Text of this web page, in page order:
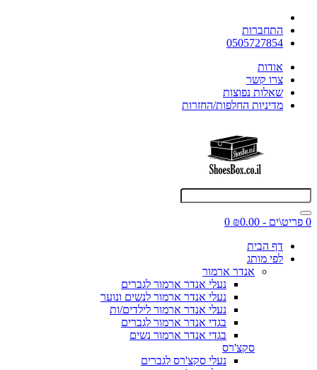
התחברות
0505727854
אודות
צרו קשר
שאלות נפוצות
מדיניות החלפות/החזרות
0 פריט\ים - ₪0.00
0
דף הבית
לפי מותג
אנדר ארמור
נעלי אנדר ארמור לגברים
נעלי אנדר ארמור לנשים ונוער
נעלי אנדר ארמור לילדים/ות
בגדי אנדר ארמור לגברים
בגדי אנדר ארמור נשים
סקצ'רס
נעלי סקצ'רס לגברים